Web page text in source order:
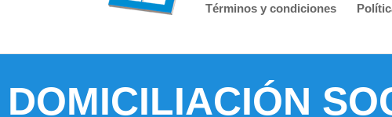
Términos y condiciones
DOMICILIACIÓN